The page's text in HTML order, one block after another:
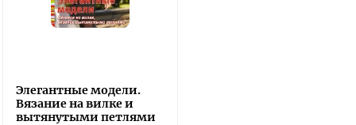
Элегантные модели.
Вязание на вилке и
вытянутыми петлями